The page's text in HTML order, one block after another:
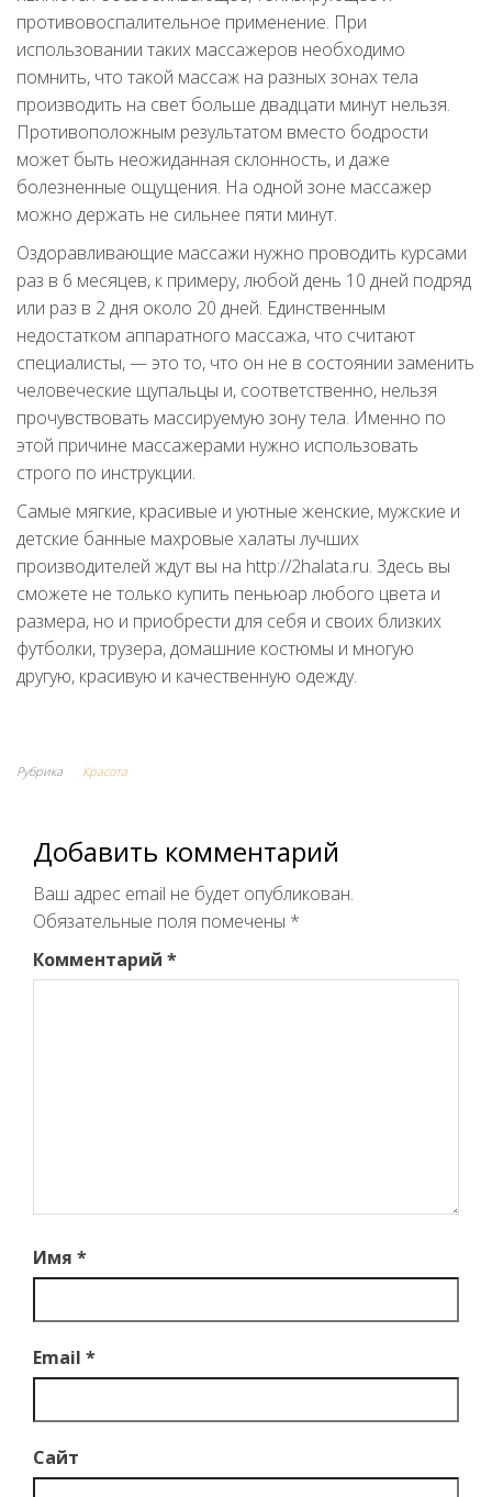
противовоспалительное применение. При
использовании таких массажеров необходимо
помнить, что такой массаж на разных зонах тела
производить на свет больше двадцати минут нельзя.
Противоположным результатом вместо бодрости
может быть неожиданная склонность, и даже
болезненные ощущения. На одной зоне массажер
можно держать не сильнее пяти минут.
Оздоравливающие массажи нужно проводить курсами
раз в 6 месяцев, к примеру, любой день 10 дней подряд
или раз в 2 дня около 20 дней. Единственным
недостатком аппаратного массажа, что считают
специалисты, — это то, что он не в состоянии заменить
человеческие щупальцы и, соответственно, нельзя
прочувствовать массируемую зону тела. Именно по
этой причине массажерами нужно использовать
строго по инструкции.
Самые мягкие, красивые и уютные женские, мужские и
детские банные махровые халаты лучших
производителей ждут вы на http://2halata.ru. Здесь вы
сможете не только купить пеньюар любого цвета и
размера, но и приобрести для себя и своих близких
футболки, трузера, домашние костюмы и многую
другую, красивую и качественную одежду.
Рубрика Красота
Добавить комментарий
Ваш адрес email не будет опубликован.
Обязательные поля помечены *
Комментарий *
Имя *
Email *
Сайт